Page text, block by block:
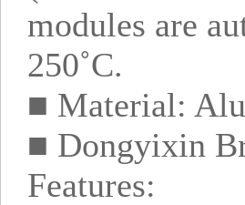
modules are
250˚C.
■ Material:
■ Dongyixin
Features: